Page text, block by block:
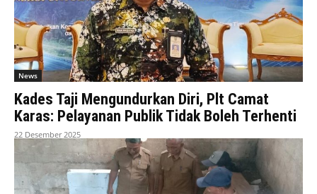
News
Kades Taji Mengundurkan Diri, Plt Camat
Karas: Pelayanan Publik Tidak Boleh Terhenti
22 Desember 2025